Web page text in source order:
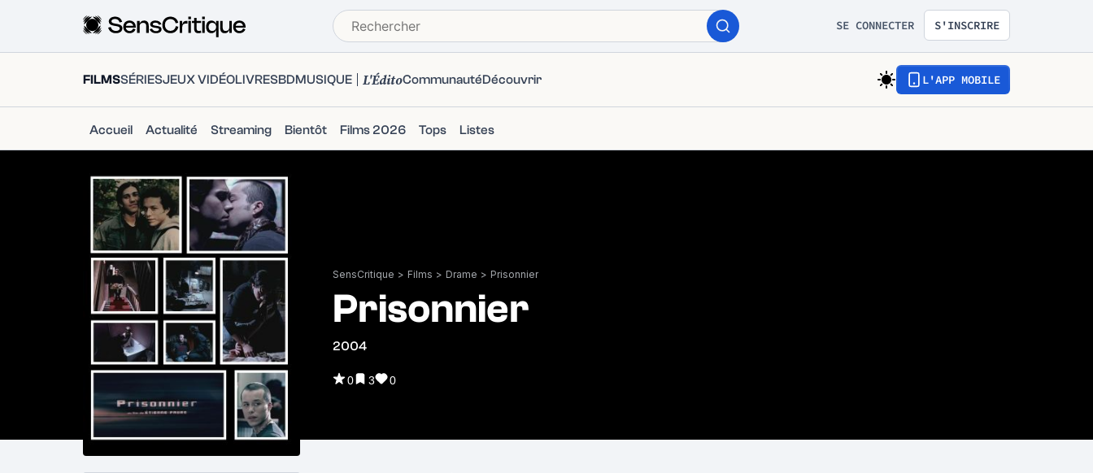
SE CONNECTER S'INSCRIRE
FILMSSÉRIESJEUX VIDÉOLIVRESBDMUSIQUE L'ÉditoCommunautéDécouvrir L'APP MOBILE
Accueil Actualité Streaming Bientôt Films 2026 Tops Listes
SensCritique > Films > Drame > Prisonnier
Prisonnier
2004
0 3 0